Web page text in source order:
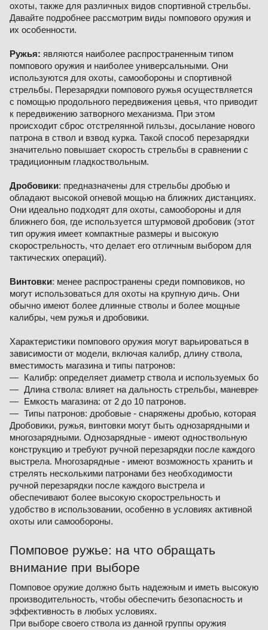
охоты, также для различных видов спортивной стрельбы.
Давайте подробнее рассмотрим виды помпового оружия и
их особенности.
Ружья: являются наиболее распространенным типом
помпового оружия и наиболее универсальными. Они
используются для охоты, самообороны и спортивной
стрельбы. Перезарядки помпового ружья осуществляется
с помощью продольного передвижения цевья, что приводит
к передвижению затворного механизма. При этом
происходит сброс отстрелянной гильзы, досылание нового
патрона в ствол и взвод курка. Такой способ перезарядки
значительно повышает скорость стрельбы в сравнении с
традиционным гладкоствольным.
Дробовики: предназначены для стрельбы дробью и
обладают высокой огневой мощью на ближних дистанциях.
Они идеально подходят для охоты, самообороны и для
ближнего боя, где используется штурмовой дробовик (этот
тип оружия имеет компактные размеры и высокую
скорострельность, что делает его отличным выбором для
тактических операций).
Винтовки: менее распространены среди помповиков, но
могут использоваться для охоты на крупную дичь. Они
обычно имеют более длинные стволы и более мощные
калибры, чем ружья и дробовики.
Характеристики помпового оружия могут варьироваться в
зависимости от модели, включая калибр, длину ствола,
вместимость магазина и типы патронов:
Калибр: определяет диаметр ствола и используемых
Длина ствола: влияет на дальность стрельбы,
Емкость магазина: от 2 до 10 патронов.
Типы патронов: дробовые - снаряжены дробью, которая
Дробовики, ружья, винтовки могут быть однозарядными и
многозарядными. Однозарядные - имеют одноствольную
конструкцию и требуют ручной перезарядки после каждого
выстрела. Многозарядные - имеют возможность хранить и
стрелять несколькими патронами без необходимости
ручной перезарядки после каждого выстрела и
обеспечивают более высокую скорострельность и
удобство в использовании, особенно в условиях активной
охоты или самообороны.
Помповое ружье: на что обращать
внимание при выборе
Помповое оружие должно быть надежным и иметь высокую
производительность, чтобы обеспечить безопасность и
эффективность в любых условиях.
При выборе своего ствола из данной группы оружия